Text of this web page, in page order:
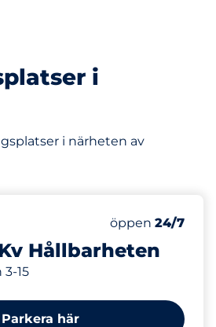
i
i närheten av
Hållbarheten
15
Antal
Totalt antal
Electric Car
Fredag
öppen 24/7
Parkera här